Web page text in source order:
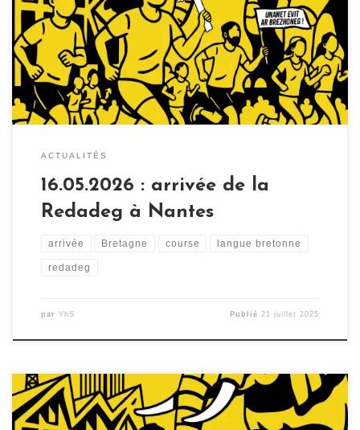
bretonne qui traverse toute la Bretagne, aura lieu à
Nantes en 2026 : notez la date et invitez vos ami·es sur
l’évènement ! Pour en savoir plus :
facebook.com/Naoned2026
ACTUALITÉS
16.05.2026 : arrivée de la
Redadeg à Nantes
arrivée Bretagne course langue bretonne
redadeg
par YhS Publié21 juillet 2025